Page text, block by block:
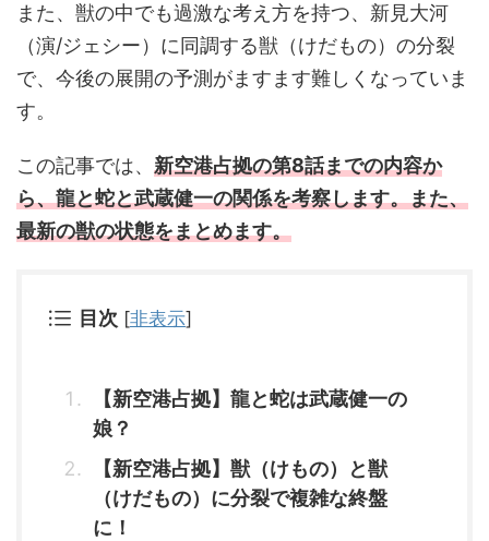
また、獣の中でも過激な考え方を持つ、新見大河
（演/ジェシー）に同調する獣（けだもの）の分裂
で、今後の展開の予測がますます難しくなっていま
す。
この記事では、 新空港占拠の第8話までの内容か
ら、龍と蛇と武蔵健一の関係を考察します。また、
最新の獣の状態をまとめます。
目次 [非表示]
【新空港占拠】龍と蛇は武蔵健一の
娘？
【新空港占拠】獣（けもの）と獣
（けだもの）に分裂で複雑な終盤
に！